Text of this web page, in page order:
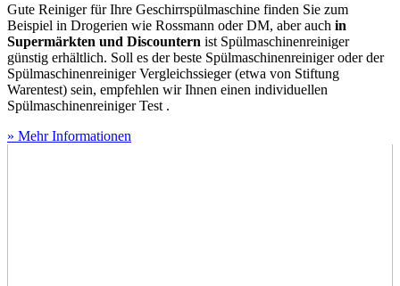
Gute Reiniger für Ihre Geschirrspülmaschine finden Sie zum
Beispiel in Drogerien wie Rossmann oder DM, aber auch in
Supermärkten und Discountern ist Spülmaschinenreiniger
günstig erhältlich. Soll es der beste Spülmaschinenreiniger oder der
Spülmaschinenreiniger Vergleichssieger (etwa von Stiftung
Warentest) sein, empfehlen wir Ihnen einen individuellen
Spülmaschinenreiniger Test .
» Mehr Informationen